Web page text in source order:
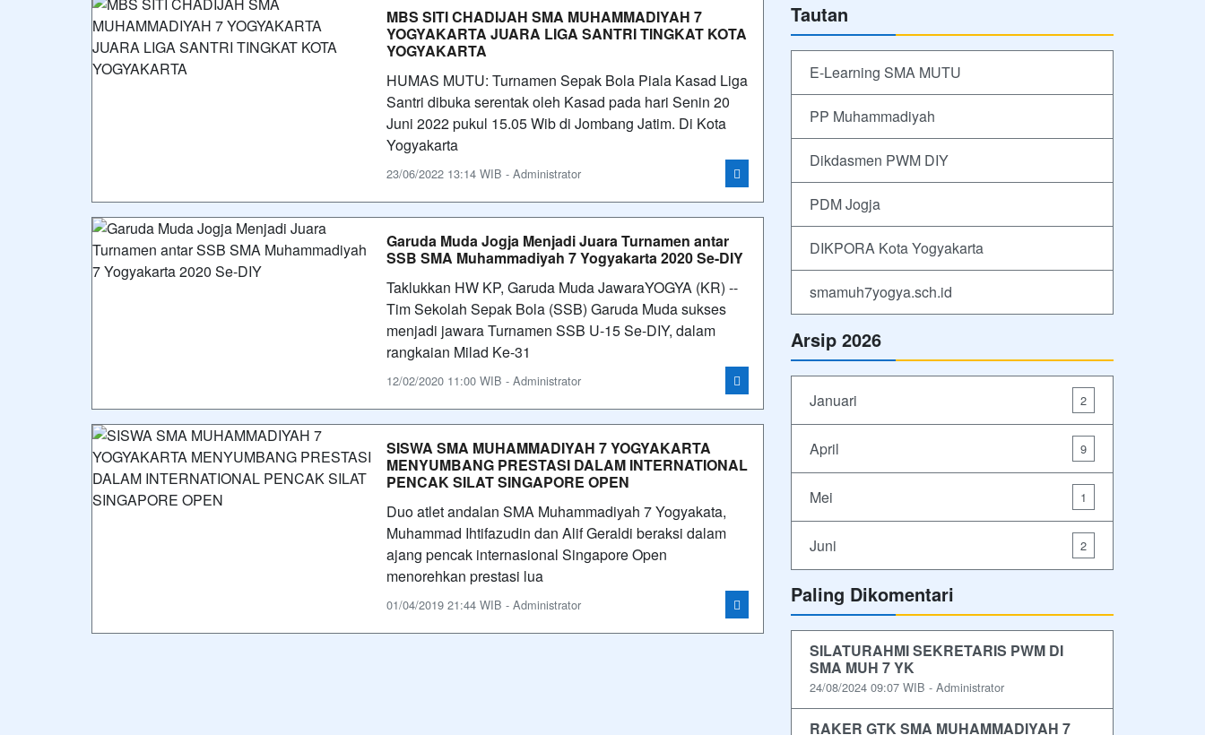
MBS SITI CHADIJAH SMA MUHAMMADIYAH 7
YOGYAKARTA JUARA LIGA SANTRI TINGKAT KOTA
YOGYAKARTA
HUMAS MUTU: Turnamen Sepak Bola Piala Kasad Liga
Santri dibuka serentak oleh Kasad pada hari Senin 20
Juni 2022 pukul 15.05 Wib di Jombang Jatim. Di Kota
Yogyakarta
23/06/2022 13:14 WIB - Administrator
Garuda Muda Jogja Menjadi Juara Turnamen antar
SSB SMA Muhammadiyah 7 Yogyakarta 2020 Se-DIY
Taklukkan HW KP, Garuda Muda JawaraYOGYA (KR) --
Tim Sekolah Sepak Bola (SSB) Garuda Muda sukses
menjadi jawara Turnamen SSB U-15 Se-DIY, dalam
rangkaian Milad Ke-31
12/02/2020 11:00 WIB - Administrator
SISWA SMA MUHAMMADIYAH 7 YOGYAKARTA
MENYUMBANG PRESTASI DALAM INTERNATIONAL
PENCAK SILAT SINGAPORE OPEN
Duo atlet andalan SMA Muhammadiyah 7 Yogyakata,
Muhammad Ihtifazudin dan Alif Geraldi beraksi dalam
ajang pencak internasional Singapore Open
menorehkan prestasi lua
01/04/2019 21:44 WIB - Administrator
Tautan
E-Learning SMA MUTU
PP Muhammadiyah
Dikdasmen PWM DIY
PDM Jogja
DIKPORA Kota Yogyakarta
smamuh7yogya.sch.id
Arsip 2026
Januari 2
April 9
Mei 1
Juni 2
Paling Dikomentari
SILATURAHMI SEKRETARIS PWM DI
SMA MUH 7 YK
24/08/2024 09:07 WIB - Administrator
RAKER GTK SMA MUHAMMADIYAH 7